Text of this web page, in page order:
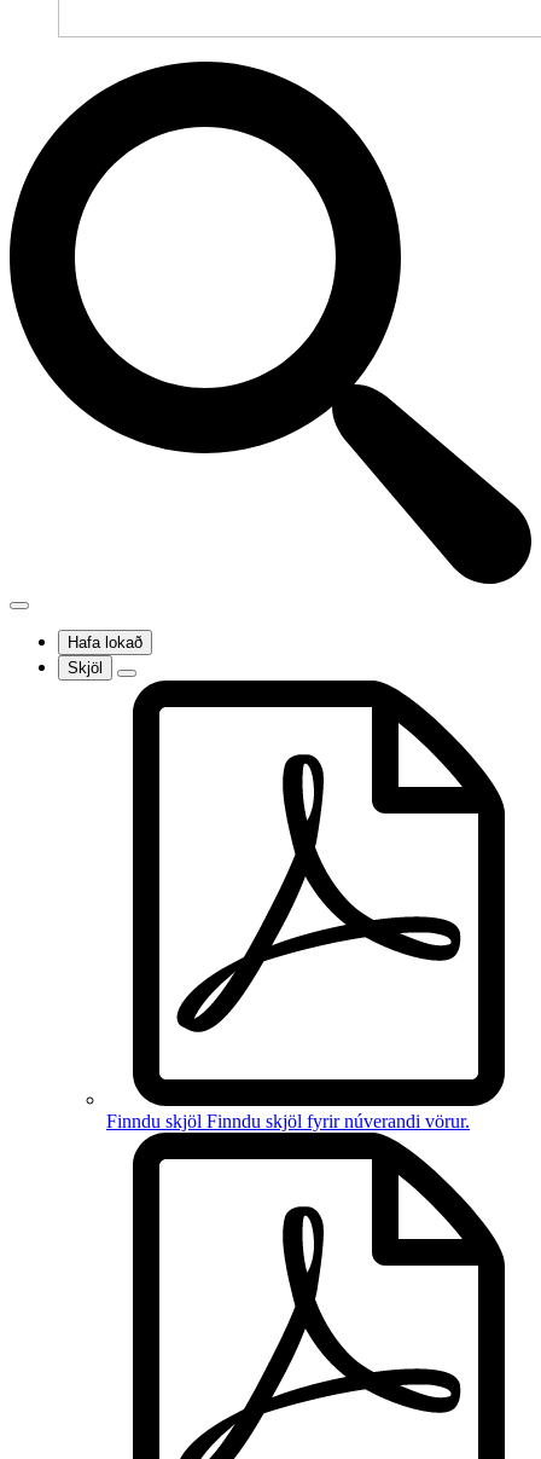
Hafa lokað
Skjöl
Finndu skjöl Finndu skjöl fyrirnúverandi vörur.